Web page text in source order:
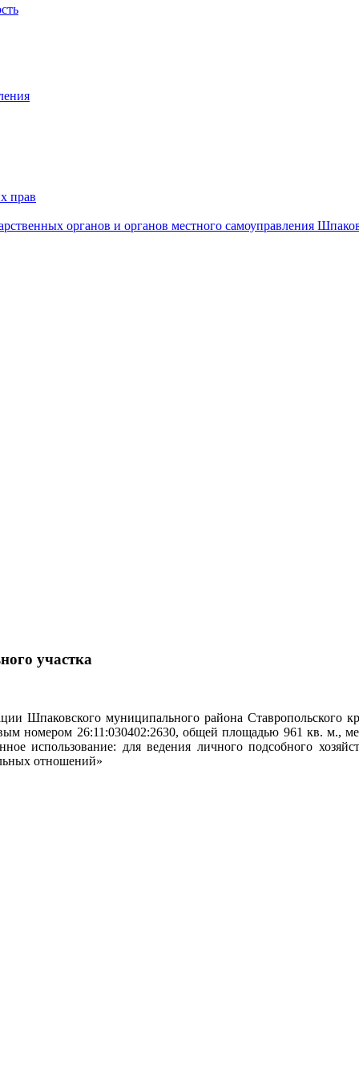
прав
органов и органов местного самоуправления
участка
Шпаковского муниципального района Ставропольского
номером 26:11:030402:2630, общей площадью 961 кв. м.,
использование: для ведения личного подсобного
отношений»